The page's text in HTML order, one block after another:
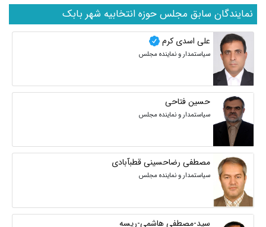
نمایندگان سابق مجلس حوزه انتخابیه شهر بابک
علی اسدی کرم
سیاستمدار و نماینده مجلس
حسین فتاحی
سیاستمدار و نماینده مجلس
مصطفی رضاحسینی قطبآبادی
سیاستمدار و نماینده مجلس
سید-مصطفی هاشمی-ریسه